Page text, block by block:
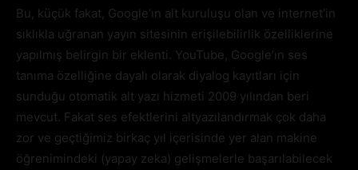
Bu, küçük fakat, Google’ın alt kuruluşu olan ve internet’in
sıklıkla uğranan yayın sitesinin erişilebilirlik özelliklerine
yapılmış belirgin bir eklenti. YouTube, Google’ın ses
tanıma özelliğine dayalı olarak diyalog kayıtları için
sunduğu otomatik alt yazı hizmeti 2009 yılından beri
mevcut. Fakat ses efektlerini altyazılandırmak çok daha
zor ve geçtiğimiz birkaç yıl içerisinde yer alan makine
öğrenimindeki (yapay zeka) gelişmelerle başarılabilecek